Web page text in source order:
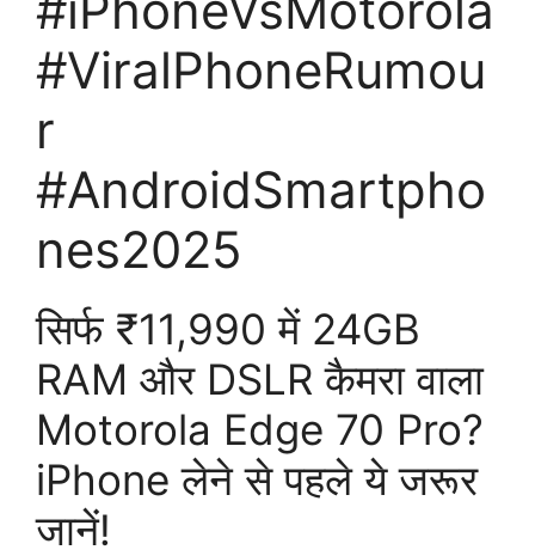
#ViralPhoneRumou
r
#AndroidSmartpho
nes2025
सिर्फ ₹11,990 में 24GB
RAM और DSLR कैमरा वाला
Motorola Edge 70 Pro?
iPhone लेने से पहले ये जरूर
जानें!